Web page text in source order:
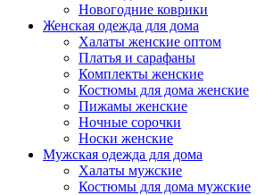
Новогодние коврики
Женская одежда для дома
Халаты женские оптом
Платья и сарафаны
Комплекты женские
Костюмы для дома женские
Пижамы женские
Ночные сорочки
Носки женские
Мужская одежда для дома
Халаты мужские
Костюмы для дома мужские